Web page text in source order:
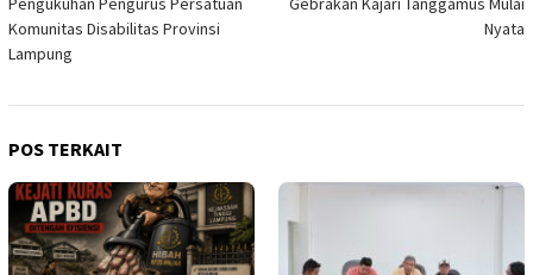
pos
Komunitas Disabilitas Provinsi
Lampung
Nyata
POS TERKAIT